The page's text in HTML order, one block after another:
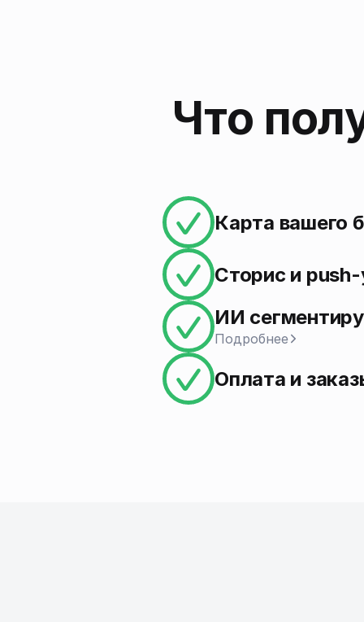
Что
Карта вашего
Сторис и
ИИ
Подробнее
Оплата и